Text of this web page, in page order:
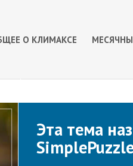
О КЛИМАКСЕ
Эта тема